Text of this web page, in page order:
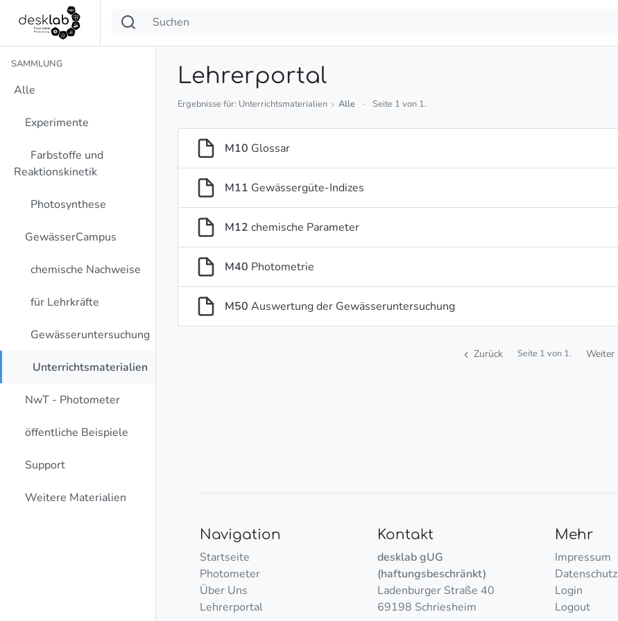
SAMMLUNG
Alle
Experimente
Farbstoffe und
Reaktionskinetik
Photosynthese
GewässerCampus
chemische Nachweise
für Lehrkräfte
Gewässeruntersuchung
Unterrichtsmaterialien
NwT - Photometer
öffentliche Beispiele
Support
Weitere Materialien
Lehrerportal
Ergebnisse für: Unterrichtsmaterialien Alle · Seite 1 von 1.
M10 Glossar
M11 Gewässergüte-Indizes
M12 chemische Parameter
M40 Photometrie
M50 Auswertung der Gewässeruntersuchung
Zurück Seite 1 von 1. Weiter
Navigation
Startseite
Photometer
Über Uns
Lehrerportal
Kontakt
desklab gUG
(haftungsbeschränkt)
Ladenburger Straße 40
69198 Schriesheim
Mehr
Impressum
Datenschutz
Login
Logout